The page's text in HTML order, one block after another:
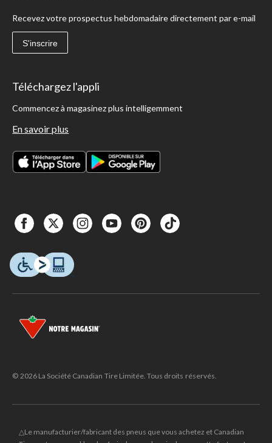
Recevez votre prospectus hebdomadaire directement par e-mail
S'inscrire
Téléchargez l'appli
Commencez à magasinez plus intelligemment
En savoir plus
© 2026 La Société Canadian Tire Limitée. Tous droits réservés.
△Le manufacturier/fabricant des pneus que vous achetez et Canadian